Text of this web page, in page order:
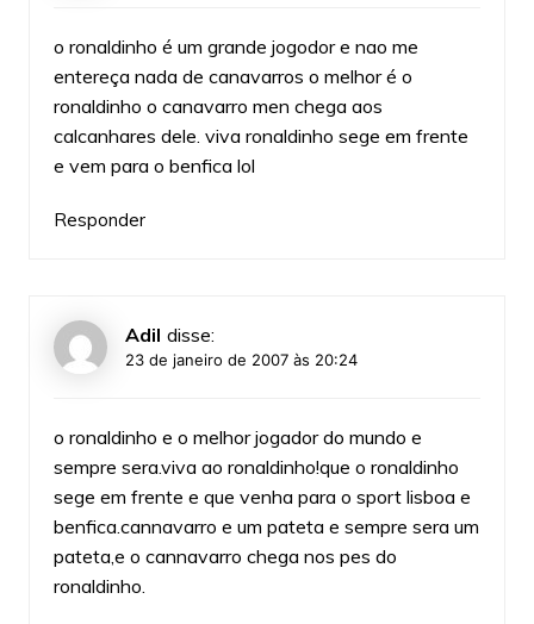
o ronaldinho é um grande jogodor e nao me
entereça nada de canavarros o melhor é o
ronaldinho o canavarro men chega aos
calcanhares dele. viva ronaldinho sege em frente
e vem para o benfica lol
Responder
Adil disse:
23 de janeiro de 2007 às 20:24
o ronaldinho e o melhor jogador do mundo e
sempre sera.viva ao ronaldinho!que o ronaldinho
sege em frente e que venha para o sport lisboa e
benfica.cannavarro e um pateta e sempre sera um
pateta,e o cannavarro chega nos pes do
ronaldinho.